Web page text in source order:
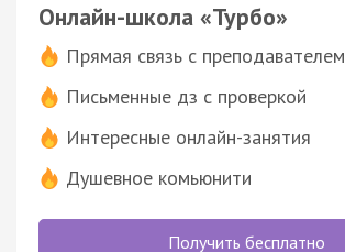
Онлайн-школа «Турбо»
Прямая связь с преподавателем
Письменные дз с проверкой
Интересные онлайн-занятия
Душевное комьюнити
Получить бесплатно